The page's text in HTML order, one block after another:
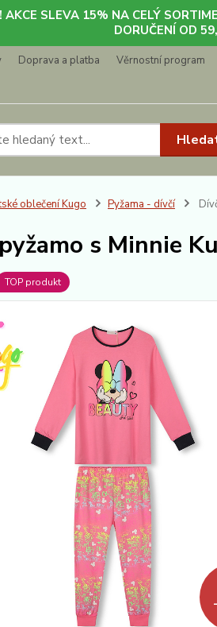
! AKCE SLEVA 15% NA CELÝ
DORUČENÍ OD
Doprava a platba Věrnostní program
oblečení Kugo Pyžama - dívčí
s Minnie
TOP produkt